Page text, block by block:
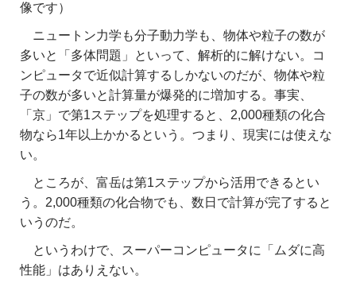
像です）
ニュートン力学も分子動力学も、物体や粒子の数が
多いと「多体問題」といって、解析的に解けない。コ
ンピュータで近似計算するしかないのだが、物体や粒
子の数が多いと計算量が爆発的に増加する。事実、
「京」で第1ステップを処理すると、2,000種類の化合
物なら1年以上かかるという。つまり、現実には使えな
い。
ところが、富岳は第1ステップから活用できるとい
う。2,000種類の化合物でも、 数日で計算が完了すると
いうのだ。
というわけで、
スーパーコンピュータに「ムダに高
性能」はありえない。